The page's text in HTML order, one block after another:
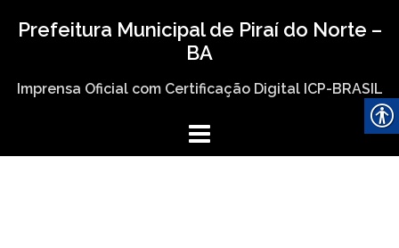
Prefeitura Municipal de Piraí do Norte –
BA
Imprensa Oficial com Certificação Digital ICP-BRASIL